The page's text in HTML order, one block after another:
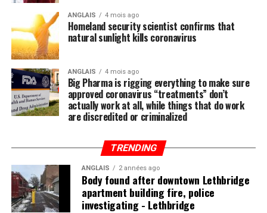
ANGLAIS 4 mois ago
Homeland security scientist confirms that
natural sunlight kills coronavirus
ANGLAIS 4 mois ago
Big Pharma is rigging everything to make sure
approved coronavirus “treatments” don’t
actually work at all, while things that do work
are discredited or criminalized
TRENDING
ANGLAIS 2 années ago
Body found after downtown Lethbridge
apartment building fire, police
investigating - Lethbridge